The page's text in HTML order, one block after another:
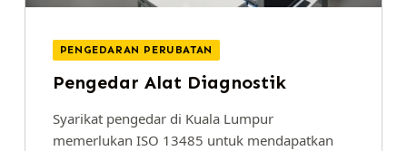
PENGEDARAN PERUBATAN
Pengedar Alat Diagnostik
Syarikat pengedar di Kuala Lumpur
memerlukan ISO 13485 untuk mendapatkan